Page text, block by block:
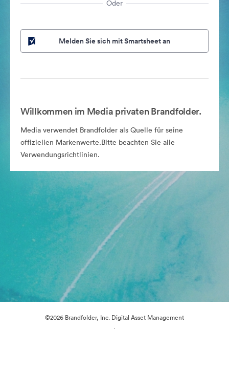
Oder
Melden Sie sich mit Smartsheet an
Willkommen im Media privaten Brandfolder.
Media verwendet Brandfolder als Quelle für seine
offiziellen Markenwerte.Bitte beachten Sie alle
Verwendungsrichtlinien.
©2026 Brandfolder, Inc. Digital Asset Management
·